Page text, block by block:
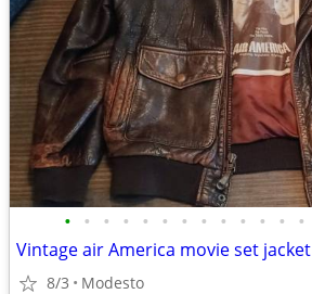
• • • • • • • • • • • • •
Vintage air America movie set jacket
8/3 Modesto